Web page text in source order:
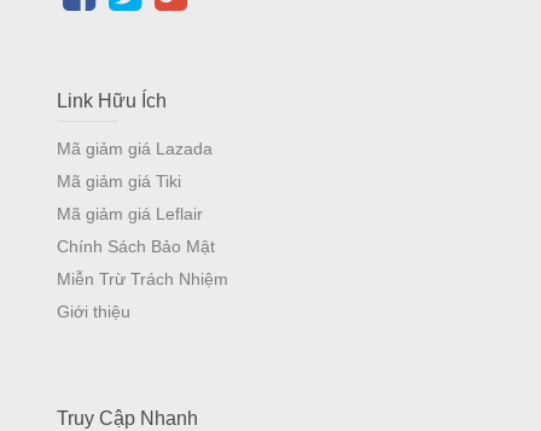
Link Hữu Ích
Mã giảm giá Lazada
Mã giảm giá Tiki
Mã giảm giá Leflair
Chính Sách Bảo Mật
Miễn Trừ Trách Nhiệm
Giới thiệu
Truy Cập Nhanh